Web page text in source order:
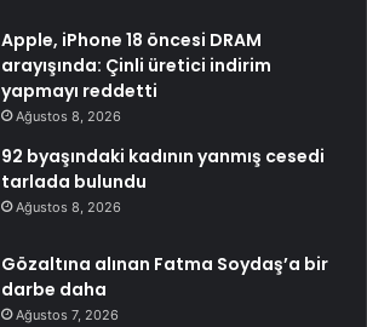
Apple, iPhone 18 öncesi DRAM
arayışında: Çinli üretici indirim
yapmayı reddetti
Ağustos 8, 2026
92 byaşındaki kadının yanmış cesedi
tarlada bulundu
Ağustos 8, 2026
Gözaltına alınan Fatma Soydaş’a bir
darbe daha
Ağustos 7, 2026